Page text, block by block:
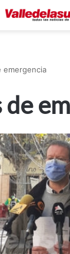
emergencia
de